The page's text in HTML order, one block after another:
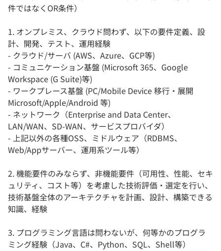
件ではなくOR条件）
1. オンプレミス、クラウド問わず、以下の要件定義、設
計、開発、テスト、運用経験
- クラウド/サーバ (AWS、Azure、GCP等)
- コミュニケーション基盤 (Microsoft 365、Google
Workspace (G Suite)等)
- ワークプレース基盤 (PC/Mobile Device 移行・展開
Microsoft/Apple/Android 等)
- ネットワーク（Enterprise and Data Center、
LAN/WAN、SD-WAN、サービスプロバイダ）
- 上記以外の各種OSS、ミドルウェア（RDBMS、
Web/Appサーバー、運用系ツール等）
2. 機能要件のみならず、非機能要件（可用性、性能、セキ
ュリティ、コスト等）を考慮した技術評価・選定を行い、
技術基盤全体のアーキテクチャを計画、設計、構築できる
知識、経験
3. プログラミング言語は問わないが、何等かのプログラ
ミング経験（Java、C#、Python、SQL、Shell等）